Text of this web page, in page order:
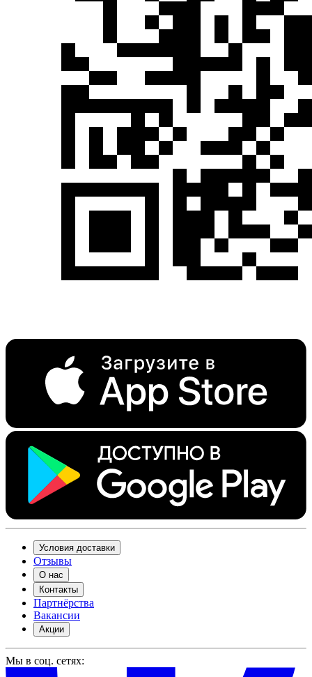
Условия доставки
Отзывы
О нас
Контакты
Партнёрства
Вакансии
Акции
Мы в соц. сетях: